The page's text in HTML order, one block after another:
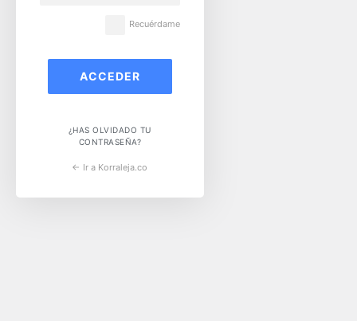
Recuérdame
¿HAS OLVIDADO TU
CONTRASEÑA?
← Ir a Korraleja.co